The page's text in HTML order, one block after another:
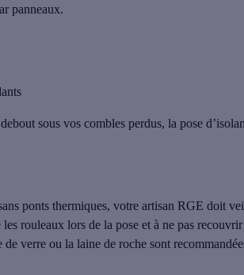
panneaux.
sous vos combles perdus, la pose
ponts thermiques, votre artisan RGE doit
rouleaux lors de la pose et à ne pas
de verre ou la laine de roche sont